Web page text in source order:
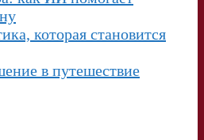
которая становится
в путешествие